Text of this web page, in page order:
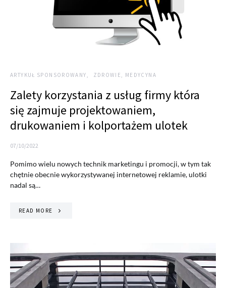
ARTYKUŁ SPONSOROWANY ZDROWIE, MEDYCYNA
Zalety korzystania z usług firmy która
się zajmuje projektowaniem,
drukowaniem i kolportażem ulotek
07/10/2022
Pomimo wielu nowych technik marketingu i promocji, w tym tak
chętnie obecnie wykorzystywanej internetowej reklamie, ulotki
nadal są…
READ MORE